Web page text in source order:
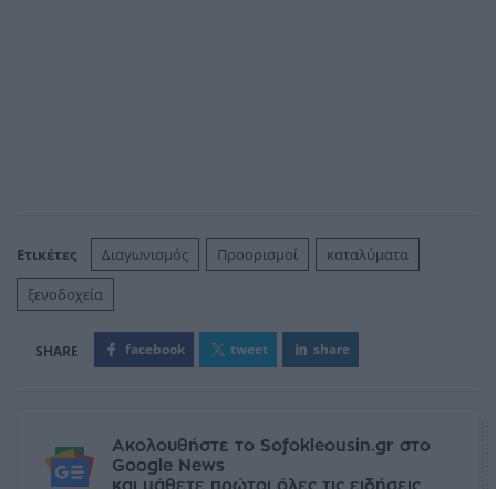
Ετικέτες Διαγωνισμός Προορισμοί
καταλύματα
ξενοδοχεία
facebook tweet share
Ακολουθήστε το Sofokleousin.gr στο
Google News